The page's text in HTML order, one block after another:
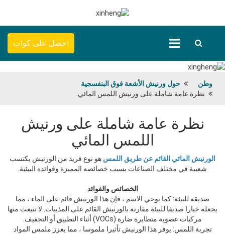
احصل على كوات
وطن
حول ورنيش الأشعة فوق البنفسجية
نظرة عامة شاملة على ورنيش اللمس المائي
نظرة عامة شاملة على ورنيش
اللمس المائي
الورنيش المائي القائم عن طريق اللمس هو نوع فريد من الورنيش يكتسب
شعبية في مختلف الصناعات بسبب خصائصه المميزة وفوائده البيئية.
الخصائص والفوائد
صديقة للبيئة: كما يوحي الاسم ، فإن هذا الورنيش قائم على الماء ، مما
يجعله خيارا صديقا للبيئة مقارنة بالورنيش القائم على المذيبات. لا تنبعث منها
مركبات عضوية متطايرة ضارة (VOCs) أثناء التطبيق أو التجفيف.
تجربة اللمس: يوفر هذا الورنيش تأثيرا ملموسا ، مما يعزز ملمس المواد